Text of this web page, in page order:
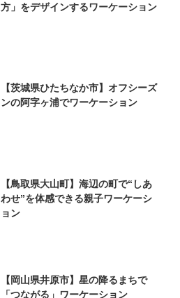
方」をデザインするワーケーション
【茨城県ひたちなか市】オフシーズ
ンの阿字ヶ浦でワーケーション
【鳥取県大山町】海辺の町で“しあ
わせ”を体感できる親子ワーケーシ
ョン
【岡山県井原市】星の降るまちで
「つながる」ワーケーション